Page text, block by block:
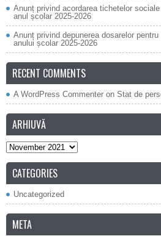
Anunț privind acordarea tichetelor
anul școlar 2025-2026
Anunț privind depunerea dosarelor
anului școlar 2025-2026
RECENT COMMENTS
A WordPress Commenter on Stat de
ARHIUVĂ
Arhiuvă
CATEGORIES
Uncategorized
META